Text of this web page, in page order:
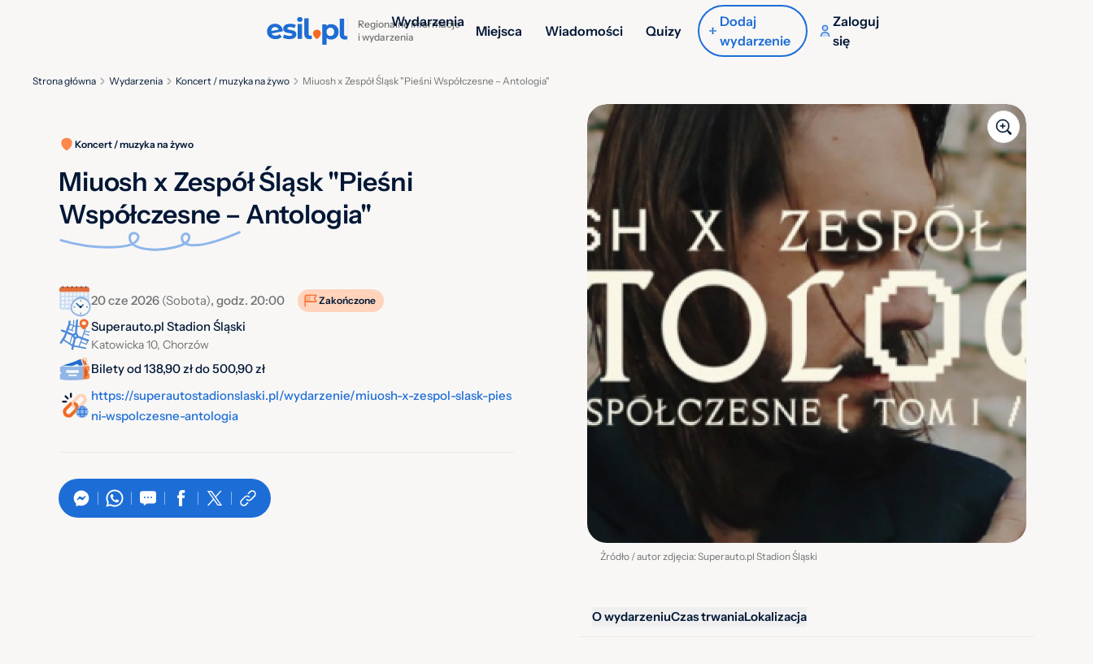
Regionalne informacje
i wydarzenia
Wydarzenia
Miejsca Wiadomości Quizy
Dodaj
wydarzenie
Zaloguj
się
Miuosh x Zespół Śląsk "Pieśni Współczesne – Antologia"
Koncert / muzyka na żywo
Wydarzenia
Strona główna
Koncert / muzyka na żywo
Miuosh x Zespół Śląsk "Pieśni
Współczesne – Antologia"
20 cze 2026 (Sobota), godz. 20:00 Zakończone
Superauto.pl Stadion Śląski
Katowicka 10, Chorzów
Bilety od 138,90 zł do 500,90 zł
https://superautostadionslaski.pl/wydarzenie/miuosh-x-zespol-slask-pies
ni-wspolczesne-antologia
Źródło / autor zdjęcia: Superauto.pl Stadion Śląski
O wydarzeniuCzas trwaniaLokalizacja